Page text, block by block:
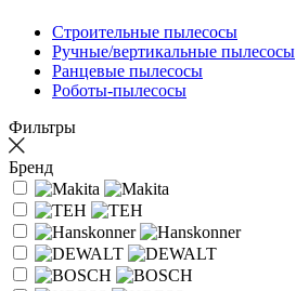
Строительные пылесосы
Ручные/вертикальные пылесосы
Ранцевые пылесосы
Роботы-пылесосы
Фильтры
Бренд